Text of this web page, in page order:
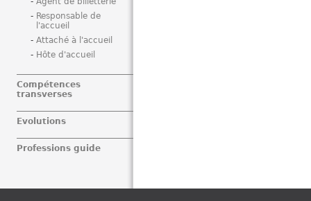
Responsable de
l'accueil
Attaché à l'accueil
Hôte d'accueil
Compétences
transverses
Evolutions
Professions guide